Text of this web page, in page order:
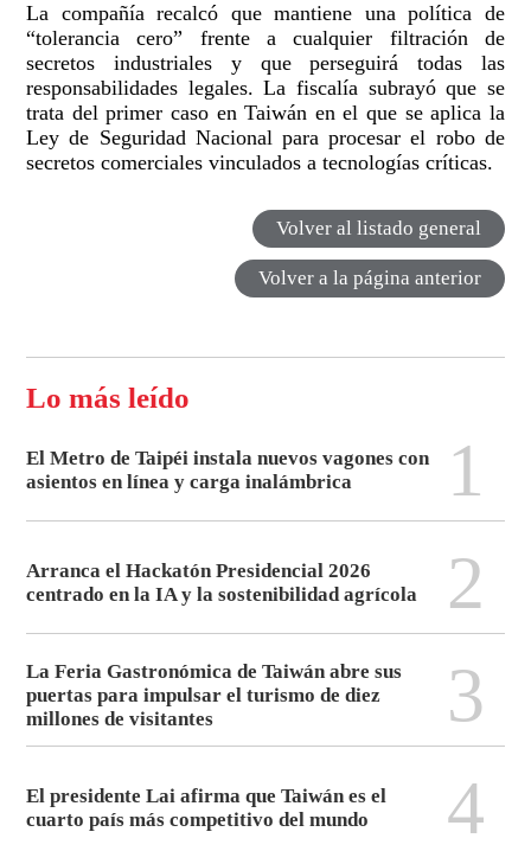
La compañía recalcó que mantiene una política de
“tolerancia cero” frente a cualquier filtración de
secretos industriales y que perseguirá todas las
responsabilidades legales. La fiscalía subrayó que se
trata del primer caso en Taiwán en el que se aplica la
Ley de Seguridad Nacional para procesar el robo de
secretos comerciales vinculados a tecnologías críticas.
Volver al listado general
Volver a la página anterior
Lo más leído
El Metro de Taipéi instala nuevos vagones con
asientos en línea y carga inalámbrica
1
Arranca el Hackatón Presidencial 2026
centrado en la IA y la sostenibilidad agrícola
2
La Feria Gastronómica de Taiwán abre sus
puertas para impulsar el turismo de diez
millones de visitantes
3
El presidente Lai afirma que Taiwán es el
cuarto país más competitivo del mundo
4